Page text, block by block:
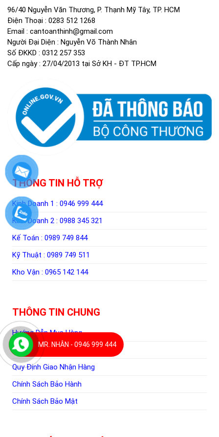
96/40 Nguyễn Văn Thương, P. Thạnh Mỹ Tây, TP. HCM
Điện Thoại : 0283 512 1268
Email : cantoanthinh@gmail.com
Người Đại Diện : Nguyễn Võ Thành Nhân
Số ĐKKD : 0312 257 353
Cấp ngày : 27/04/2013 tại Sở KH - ĐT TP.HCM
THÔNG TIN HỖ TRỢ
Kinh Doanh 1 : 0946 999 444
Kinh Doanh 2 : 0988 345 321
Kế Toán : 0989 749 844
Kỹ Thuật : 0989 749 511
Kho Vận : 0965 142 144
THÔNG TIN CHUNG
Hướng Dẫn Mua Hàng
Hình Thức Thanh Toán
Quy Định Giao Nhận Hàng
Chính Sách Bảo Hành
Chính Sách Bảo Mật
MR. NHÂN - 0946 999 444